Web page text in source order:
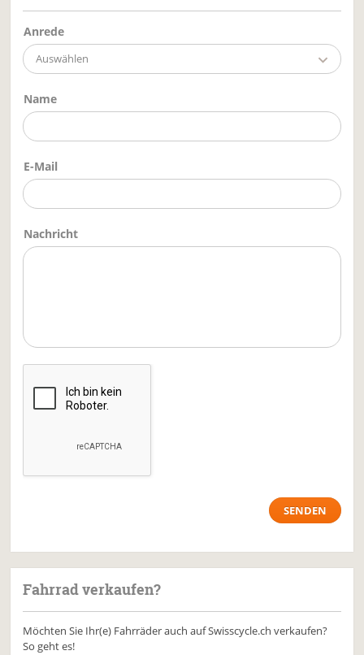
Anrede
Auswählen
Name
E-Mail
Nachricht
Fahrrad verkaufen?
Möchten Sie Ihr(e) Fahrräder auch auf Swisscycle.ch verkaufen?
So geht es!